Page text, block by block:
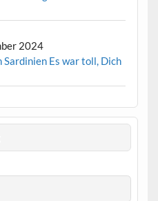
2024
Sardinien Es war toll, Dich